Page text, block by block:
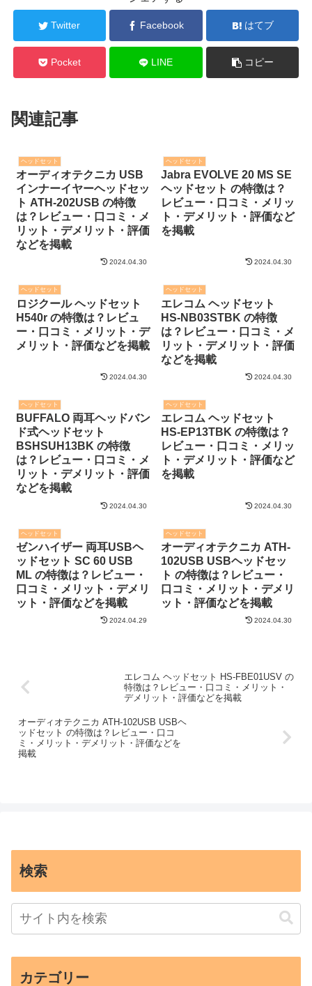
Twitter Facebook はてブ
Pocket LINE コピー
関連記事
ヘッドセット
オーディオテクニカ USB
インナーイヤーヘッドセッ
ト ATH-202USB の特徴
は？レビュー・口コミ・メ
リット・デメリット・評価
などを掲載
2024.04.30
ヘッドセット
Jabra EVOLVE 20 MS SE
ヘッドセット の特徴は？
レビュー・口コミ・メリッ
ト・デメリット・評価など
を掲載
2024.04.30
ヘッドセット
ロジクール ヘッドセット
H540r の特徴は？レビュ
ー・口コミ・メリット・デ
メリット・評価などを掲載
2024.04.30
ヘッドセット
エレコム ヘッドセット
HS-NB03STBK の特徴
は？レビュー・口コミ・メ
リット・デメリット・評価
などを掲載
2024.04.30
ヘッドセット
BUFFALO 両耳ヘッドバン
ド式ヘッドセット
BSHSUH13BK の特徴
は？レビュー・口コミ・メ
リット・デメリット・評価
などを掲載
2024.04.30
ヘッドセット
エレコム ヘッドセット
HS-EP13TBK の特徴は？
レビュー・口コミ・メリッ
ト・デメリット・評価など
を掲載
2024.04.30
ヘッドセット
ゼンハイザー 両耳USBヘ
ッドセット SC 60 USB
ML の特徴は？レビュー・
口コミ・メリット・デメリ
ット・評価などを掲載
2024.04.29
ヘッドセット
オーディオテクニカ ATH-
102USB USBヘッドセッ
ト の特徴は？レビュー・
口コミ・メリット・デメリ
ット・評価などを掲載
2024.04.30
エレコム ヘッドセット HS-FBE01USV の
特徴は？レビュー・口コミ・メリット・
デメリット・評価などを掲載
オーディオテクニカ ATH-102USB USBヘ
ッドセット の特徴は？レビュー・口コ
ミ・メリット・デメリット・評価などを
掲載
検索
カテゴリー